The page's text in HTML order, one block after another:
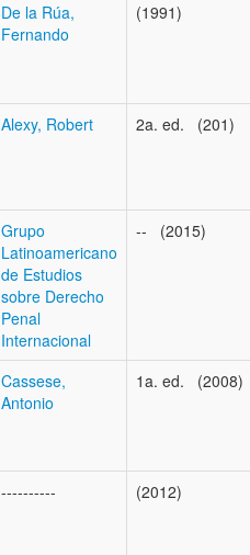
De la Rúa,
Fernando
(1991)
Alexy, Robert 2a. ed. (201)
Grupo
Latinoamericano
de Estudios
sobre Derecho
Penal
Internacional
-- (2015)
Cassese,
Antonio
1a. ed. (2008)
---------- (2012)